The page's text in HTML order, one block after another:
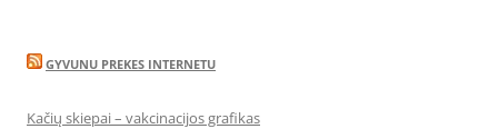
GYVUNU PREKES INTERNETU
Kačių skiepai – vakcinacijos grafikas